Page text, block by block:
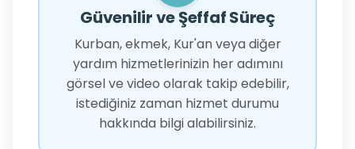
Güvenilir ve Şeffaf Süreç
Kurban, ekmek, Kur'an veya diğer
yardım hizmetlerinizin her adımını
görsel ve video olarak takip edebilir,
istediğiniz zaman hizmet durumu
hakkında bilgi alabilirsiniz.